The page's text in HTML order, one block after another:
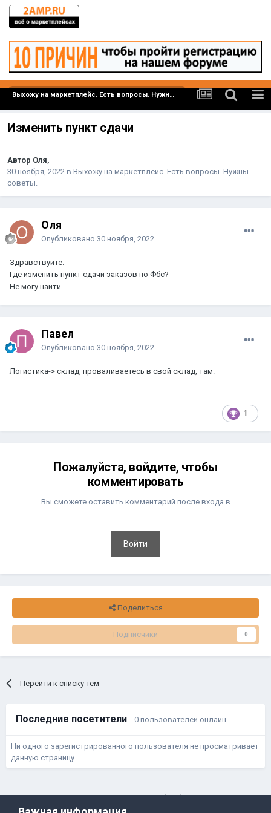
Выхожу на маркетплейс. Есть вопросы. Нужны советы.
Изменить пункт сдачи
Автор Оля,
30 ноября, 2022 в Выхожу на маркетплейс. Есть вопросы. Нужны
советы.
Оля
Опубликовано 30 ноября, 2022
Здравствуйте.
Где изменить пункт сдачи заказов по Фбс?
Не могу найти
Павел
Опубликовано 30 ноября, 2022
Логистика-> склад, проваливаетесь в свой склад, там.
1
Пожалуйста, войдите, чтобы
комментировать
Вы сможете оставить комментарий после входа в
Войти
Поделиться
Подписчики 0
Перейти к списку тем
Последние посетители 0 пользователей онлайн
Ни одного зарегистрированного пользователя не просматривает
данную страницу
Правила и условия
Политика обработки данных